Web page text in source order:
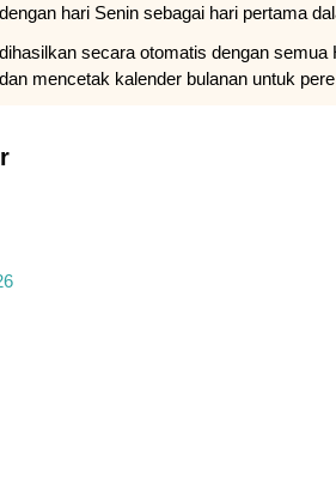
hari Senin sebagai hari pertama
secara otomatis dengan
mencetak kalender bulanan untuk